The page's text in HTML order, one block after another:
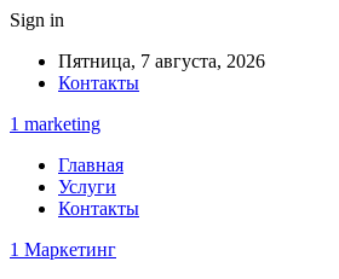
Sign in
Пятница, 7 августа, 2026
Контакты
1 marketing
Главная
Услуги
Контакты
1 Маркетинг